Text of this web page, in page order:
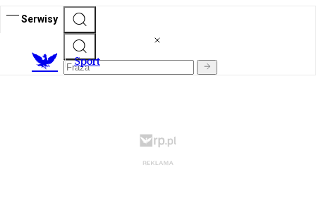
Serwisy
Sport